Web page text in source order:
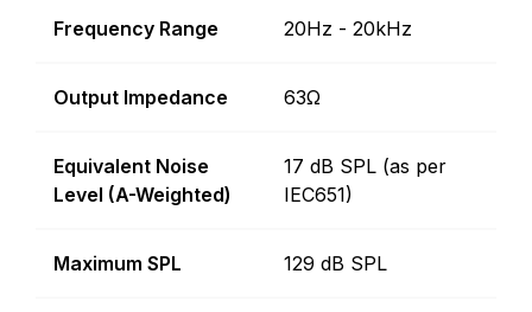
Frequency Range 20Hz - 20kHz
Output Impedance 63Ω
Equivalent Noise
Level (A-Weighted)
17 dB SPL (as per
IEC651)
Maximum SPL 129 dB SPL